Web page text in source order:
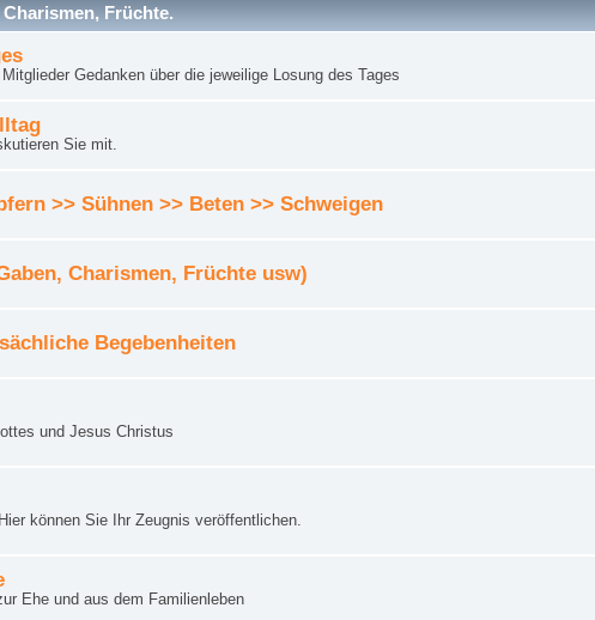
Früchte.
Gedanken über die jeweilige Losung des Tages
Sie mit.
>> Sühnen >> Beten >> Schweigen
Charismen, Früchte usw)
Begebenheiten
und Jesus Christus
können Sie Ihr Zeugnis veröffentlichen.
Ehe und aus dem Familienleben